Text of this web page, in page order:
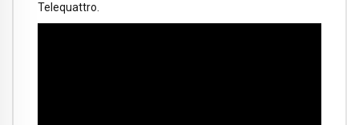
Telequattro.